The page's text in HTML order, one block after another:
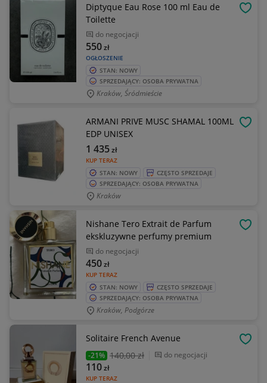
Diptyque Eau Rose 100 ml Eau de
Toilette
do negocjacji
OGŁOSZENIE
550zł
STAN: NOWY
SPRZEDAJĄCY: OSOBA PRYWATNA
Kraków, Śródmieście
ARMANI PRIVE MUSC SHAMAL 100ML
EDP UNISEX
KUP TERAZ
1 435zł
STAN: NOWY
CZĘSTO SPRZEDAJE
SPRZEDAJĄCY: OSOBA PRYWATNA
Kraków
Nishane Tero Extrait de Parfum
ekskluzywne perfumy premium
do negocjacji
KUP TERAZ
450zł
STAN: NOWY
CZĘSTO SPRZEDAJE
SPRZEDAJĄCY: OSOBA PRYWATNA
Kraków, Podgórze
Solitaire French Avenue
-21% 140,00 zł do negocjacji
KUP TERAZ
110zł